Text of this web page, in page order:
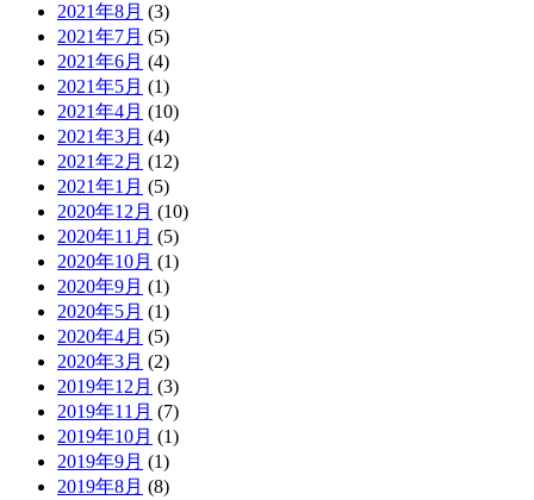
2021年8月 (3)
2021年7月 (5)
2021年6月 (4)
2021年5月 (1)
2021年4月 (10)
2021年3月 (4)
2021年2月 (12)
2021年1月 (5)
2020年12月 (10)
2020年11月 (5)
2020年10月 (1)
2020年9月 (1)
2020年5月 (1)
2020年4月 (5)
2020年3月 (2)
2019年12月 (3)
2019年11月 (7)
2019年10月 (1)
2019年9月 (1)
2019年8月 (8)